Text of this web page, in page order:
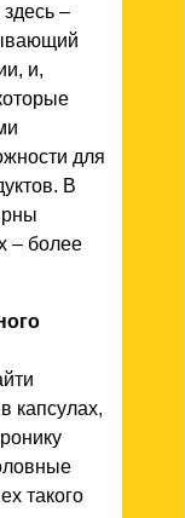
–
и,
для
В
– более
капсулах,
такого